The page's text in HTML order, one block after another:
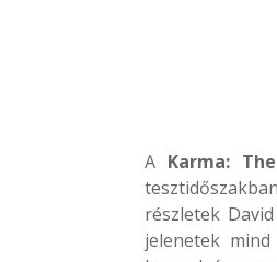
A Karma:
részletek
jelenetek